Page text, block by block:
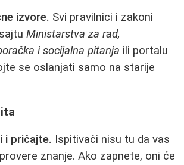
izvore. Svi pravilnici i zakoni
Ministarstva za rad,
i socijalna pitanja ili portalu
se oslanjati samo na starije
i pričajte. Ispitivači nisu tu da vas
znanje. Ako zapnete, oni će